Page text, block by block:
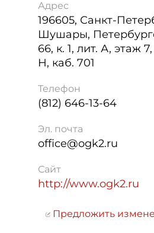
Адрес
196605, Санкт-
Шушары,
66, к. 1, лит. А, этаж
Н, каб. 701
Телефон
(812) 646-13-64
Эл. почта
office@ogk2.ru
Сайт
http://www.ogk2.ru
Предложить